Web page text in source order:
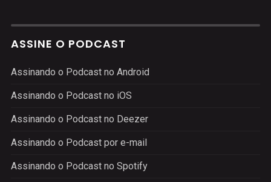
ASSINE O PODCAST
Assinando o Podcast no Android
Assinando o Podcast no iOS
Assinando o Podcast no Deezer
Assinando o Podcast por e-mail
Assinando o Podcast no Spotify